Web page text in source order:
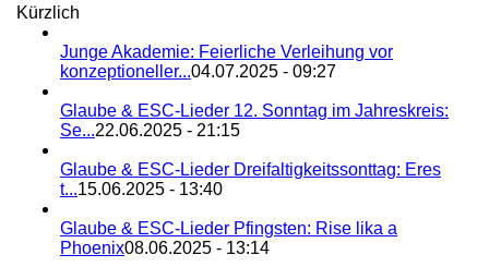
Kürzlich
Junge Akademie: Feierliche Verleihung vor
konzeptioneller...04.07.2025 - 09:27
Glaube & ESC-Lieder 12. Sonntag im Jahreskreis:
Se...22.06.2025 - 21:15
Glaube & ESC-Lieder Dreifaltigkeitssonttag: Eres
t...15.06.2025 - 13:40
Glaube & ESC-Lieder Pfingsten: Rise lika a
Phoenix08.06.2025 - 13:14